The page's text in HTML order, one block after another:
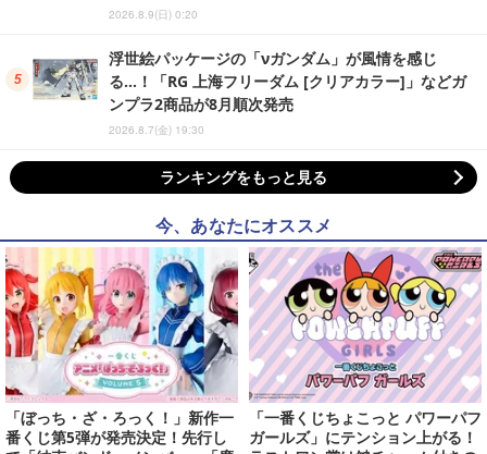
2026.8.9(日) 0:20
浮世絵パッケージの「νガンダム」が風情を感じ
る…！「RG 上海フリーダム [クリアカラー]」などガ
ンプラ2商品が8月順次発売
2026.8.7(金) 19:30
ランキングをもっと見る
今、あなたにオススメ
「ぼっち・ざ・ろっく！」新作一
番くじ第5弾が発売決定！先行し
「一番くじちょこっと パワーパフ
ガールズ」にテンション上がる！